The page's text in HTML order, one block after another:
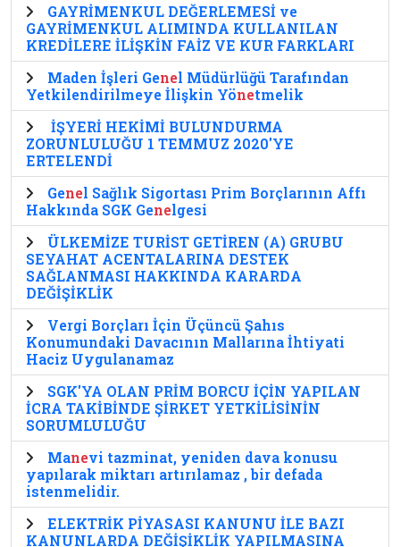
GAYRİMENKUL DEĞERLEMESİ ve
GAYRİMENKUL ALIMINDA KULLANILAN
KREDİLERE İLİŞKİN FAİZ VE KUR FARKLARI
Maden İşleri Genel Müdürlüğü Tarafından
Yetkilendirilmeye İlişkin Yönetmelik
İŞYERİ HEKİMİ BULUNDURMA
ZORUNLULUĞU 1 TEMMUZ 2020'YE
ERTELENDİ
Genel Sağlık Sigortası Prim Borçlarının Affı
Hakkında SGK Genelgesi
ÜLKEMİZE TURİST GETİREN (A) GRUBU
SEYAHAT ACENTALARINA DESTEK
SAĞLANMASI HAKKINDA KARARDA
DEĞİŞİKLİK
Vergi Borçları İçin Üçüncü Şahıs
Konumundaki Davacının Mallarına İhtiyati
Haciz Uygulanamaz
SGK'YA OLAN PRİM BORCU İÇİN YAPILAN
İCRA TAKİBİNDE ŞİRKET YETKİLİSİNİN
SORUMLULUĞU
Manevi tazminat, yeniden dava konusu
yapılarak miktarı artırılamaz , bir defada
istenmelidir.
ELEKTRİK PİYASASI KANUNU İLE BAZI
KANUNLARDA DEĞİŞİKLİK YAPILMASINA